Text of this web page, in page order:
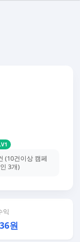
(10건이상 캠페
인 3개)
익
원